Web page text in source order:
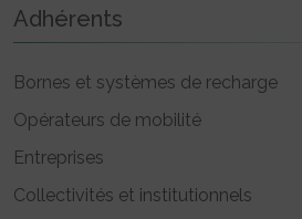
Adhérents
Bornes et systèmes de recharge
Opérateurs de mobilité
Entreprises
Collectivités et institutionnels